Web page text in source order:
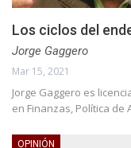
Los ciclos del
Jorge Gaggero
Mar 15, 2021
Jorge Gaggero es
en Finanzas, Política
OPINIÓN